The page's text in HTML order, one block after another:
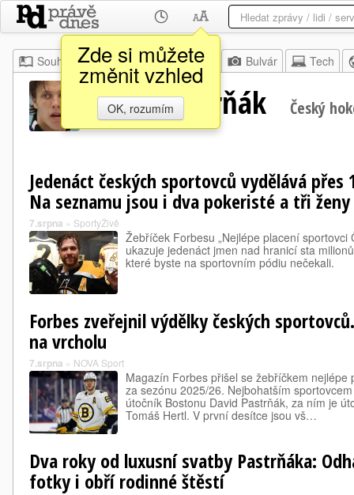
Zde si můžete
změnit vzhled
OK, rozumím
Souhrn Moje Z domova Bulvár Tech
David Pastrňák Český
Jedenáct českých sportovců vydělává
Na seznamu jsou i dva pokeristé a tři ženy
7.srpna » SportyŽivě
Žebříček Forbesu „Nejlépe placení sportovci
ukazuje jedenáct jmen nad hranicí sta
které byste na sportovním pódiu nečekali.
Forbes zveřejnil výdělky českých
na vrcholu
7.srpna » NOVA Sport
Magazín Forbes přišel se žebříčkem nejlépe
za sezónu 2025/26. Nejbohatším
útočník Bostonu David Pastrňák, za ním je
Tomáš Hertl. V první desítce jsou vš…
Dva roky od luxusní svatby Pastrňáka:
fotky i obří rodinné štěstí